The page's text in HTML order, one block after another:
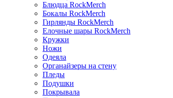
Блюдца RockMerch
Бокалы RockMerch
Гирлянды RockMerch
Елочные шары RockMerch
Кружки
Ножи
Одеяла
Органайзеры на стену
Пледы
Подушки
Покрывала